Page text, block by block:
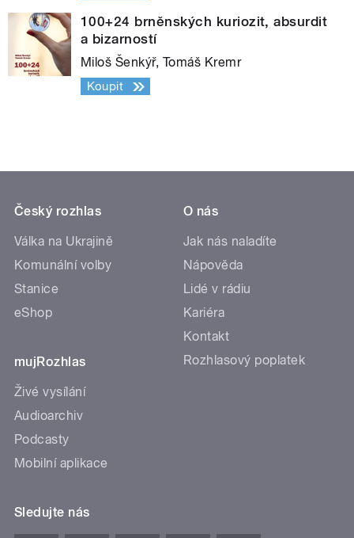
100+24 brněnských kuriozit, absurdit
a bizarností
Miloš Šenkýř, Tomáš Kremr
Koupit
Český rozhlas
Válka na Ukrajině
Komunální volby
Stanice
eShop
mujRozhlas
Živé vysílání
Audioarchiv
Podcasty
Mobilní aplikace
O nás
Jak nás naladíte
Nápověda
Lidé v rádiu
Kariéra
Kontakt
Rozhlasový poplatek
Sledujte nás